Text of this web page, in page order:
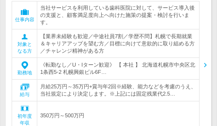
仕事内容
当社サービスを利用している歯科医院に対して、サービス導入後
の支援と、顧客満足度向上へ向けた施策の提案・検討を行いま
す。
対象と
なる方
【業界未経験も歓迎／中途社員7割／学歴不問】札幌で長期就業
＆キャリアアップを望む方／目標に向けて意欲的に取り組める方
／チャレンジ精神がある方
勤務地
《転勤なし／U・Iターン歓迎》 【 本社 】 北海道札幌市中央区北
1条西5-2 札幌興銀ビル6F…
給与
月給25万円～35万円+賞与年2回※経験、能力などを考慮のうえ、
当社規定により決定します。※上記には固定残業代2.5…
初年度
年収
350万円～500万円